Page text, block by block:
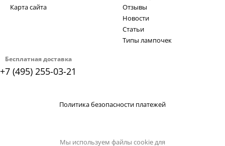
Бесплатная доставка
+7 (495) 255-03-21
Карта сайта
Отзывы
Новости
Статьи
Типы лампочек
Политика безопасности платежей
Мы используем файлы cookie для